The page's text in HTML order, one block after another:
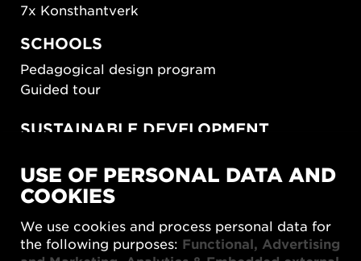
7x Konsthantverk
SCHOOLS
Pedagogical design program
Guided tour
SUSTAINABLE DEVELOPMENT
SUSTAINORDIC
Share Future Living
What Matter_s
USE OF PERSONAL DATA AND
COOKIES
We use cookies and process personal data for
the following purposes: Functional, Advertising